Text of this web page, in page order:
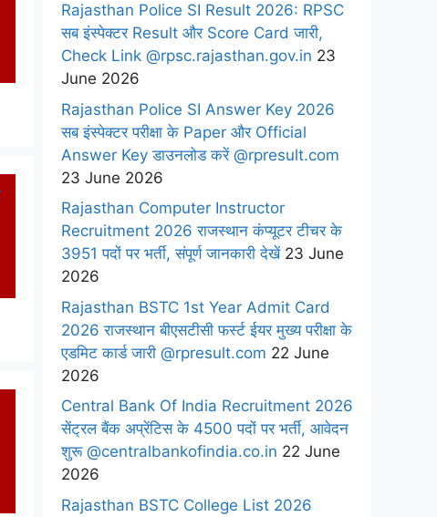
Rajasthan Police SI Result 2026: RPSC
सब इंस्पेक्टर Result और Score Card जारी,
Check Link @rpsc.rajasthan.gov.in 23
June 2026
Rajasthan Police SI Answer Key 2026
सब इंस्पेक्टर परीक्षा के Paper और Official
Answer Key डाउनलोड करें @rpresult.com
23 June 2026
Rajasthan Computer Instructor
Recruitment 2026 राजस्थान कंप्यूटर टीचर के
3951 पदों पर भर्ती, संपूर्ण जानकारी देखें23 June
2026
Rajasthan BSTC 1st Year Admit Card
2026 राजस्थान बीएसटीसी फर्स्ट ईयर मुख्य परीक्षा के
एडमिट कार्ड जारी @rpresult.com 22 June
2026
Central Bank Of India Recruitment 2026
सेंट्रल बैंक अप्रेंटिस के 4500 पदों पर भर्ती, आवेदन
शुरू @centralbankofindia.co.in 22 June
2026
Rajasthan BSTC College List 2026